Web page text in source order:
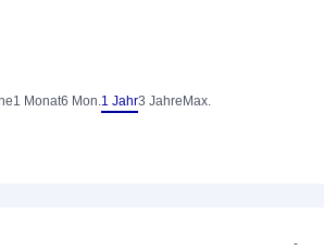
1 Monat6 Mon.1 Jahr3 Jahre Max.
-